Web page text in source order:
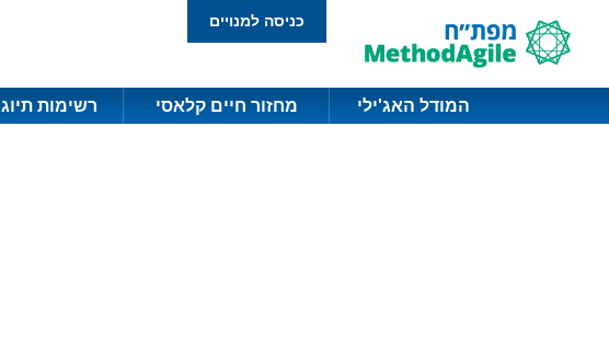
כניסה למנויים
המודל האג'ילי מחזור חיים קלאסי רשימות תיוג